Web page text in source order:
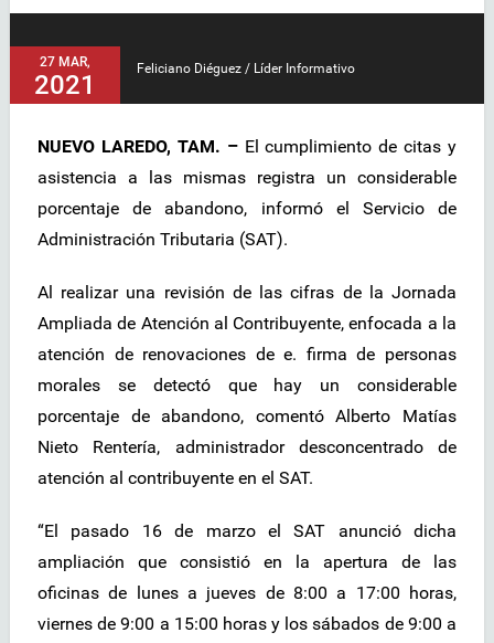
27 MAR,
2021
Feliciano Diéguez / Líder Informativo
NUEVO LAREDO, TAM. –El cumplimiento de citas y
asistencia a las mismas registra un considerable
porcentaje de abandono, informó el Servicio de
Administración Tributaria (SAT).
Al realizar una revisión de las cifras de la Jornada
Ampliada de Atención al Contribuyente, enfocada a la
atención de renovaciones de e. firma de personas
morales se detectó que hay un considerable
porcentaje de abandono, comentó Alberto Matías
Nieto Rentería, administrador desconcentrado de
atención al contribuyente en el SAT.
“El pasado 16 de marzo el SAT anunció dicha
ampliación que consistió en la apertura de las
oficinas de lunes a jueves de 8:00 a 17:00 horas,
viernes de 9:00 a 15:00 horas y los sábados de 9:00 a